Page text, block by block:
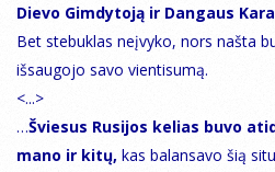
Dievo Gimdytoją ir Dangaus
Bet stebuklas neįvyko, nors našta
išsaugojo savo vientisumą.
<...>
…Šviesus Rusijos kelias buvo
mano ir kitų, kas balansavo šią